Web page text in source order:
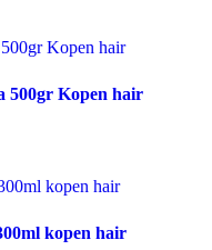
500gr Kopen hair
kopen hair